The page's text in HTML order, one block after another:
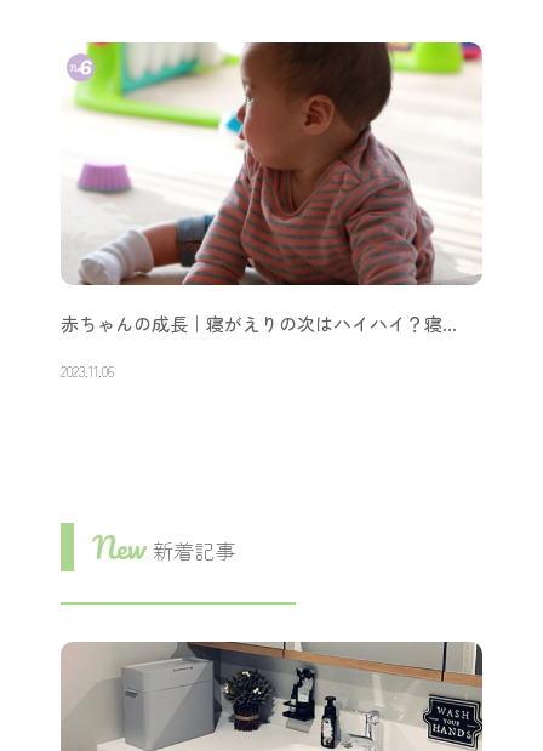
赤ちゃんの成長｜寝がえりの次はハイハイ？寝…
2023.11.06
New 新着記事